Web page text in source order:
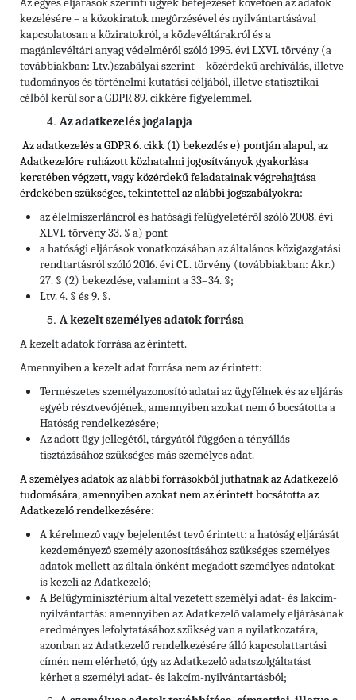
kezelésére – a közokiratok megőrzésével és nyilvántartásával
kapcsolatosan a köziratokról, a közlevéltárakról és a
magánlevéltári anyag védelméről szóló 1995. évi LXVI. törvény (a
továbbiakban: Ltv.)szabályai szerint – közérdekű archiválás, illetve
tudományos és történelmi kutatási céljából, illetve statisztikai
célból kerül sor a GDPR 89. cikkére figyelemmel.
Az adatkezelés jogalapja
Az adatkezelés a GDPR 6. cikk (1) bekezdés e) pontján alapul, az
Adatkezelőre ruházott közhatalmi jogosítványok gyakorlása
keretében végzett, vagy közérdekű feladatainak végrehajtása
érdekében szükséges, tekintettelaz alábbi jogszabályokra:
az élelmiszerláncról és hatósági felügyeletéről szóló 2008. évi
XLVI. törvény 33. § a) pont
a hatósági eljárások vonatkozásában az általános közigazgatási
rendtartásról szóló 2016. évi CL. törvény (továbbiakban: Ákr.)
27. § (2) bekezdése, valamint a 33–34. §;
Ltv. 4. § és 9. §.
A kezelt személyes adatok forrása
A kezelt adatok forrása az érintett.
Amennyiben a kezelt adat forrása nem az érintett:
Természetes személyazonosító adatai az ügyfélnek és az eljárás
egyéb résztvevőjének, amennyiben azokat nem ő bocsátotta a
Hatóság rendelkezésére;
Az adott ügy jellegétől, tárgyától függően a tényállás
tisztázásához szükséges más személyes adat.
A személyes adatok az alábbi forrásokból juthatnak az Adatkezelő
tudomására, amennyiben azokat nem az érintett bocsátotta az
Adatkezelő rendelkezésére:
A kérelmező vagy bejelentést tevő érintett: a hatóság eljárását
kezdeményező személy azonosításához szükséges személyes
adatok mellett az általa önként megadott személyes adatokat
is kezeli az Adatkezelő;
A Belügyminisztérium által vezetett személyi adat- és lakcím-
nyilvántartás: amennyiben az Adatkezelő valamely eljárásának
eredményes lefolytatásához szükség van a nyilatkozatára,
azonban az Adatkezelő rendelkezésére álló kapcsolattartási
címén nem elérhető, úgy az Adatkezelő adatszolgáltatást
kérhet a személyi adat- és lakcím-nyilvántartásból;